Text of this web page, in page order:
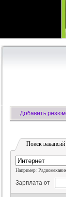
Добавить
Поиск вакансий
Например:
Зарплата от